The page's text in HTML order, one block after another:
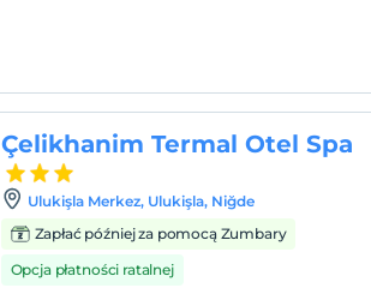
Çelikhanim Termal Otel Spa
Ulukişla Merkez, Ulukişla, Niğde
Zapłać później za pomocą Zumbary
Opcja płatności ratalnej